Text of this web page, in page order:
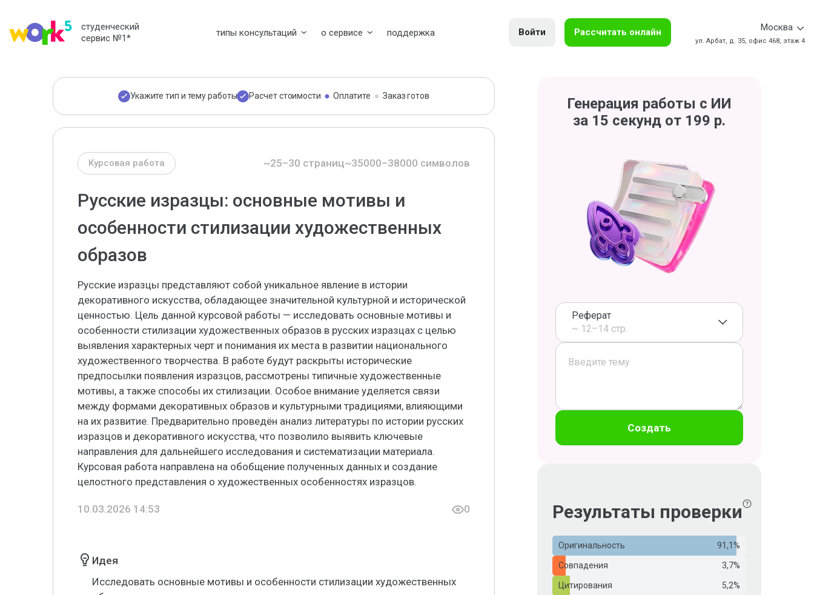
студенческий
сервис №1* типы консультаций о сервисе поддержка Войти Рассчитать онлайн Москва
ул. Арбат, д. 35, офис 468, этаж 4
Укажите тип и тему работы Расчет стоимости Оплатите Заказ готов
Курсовая работа ~25–30 страниц~35000–38000 символов
Русские изразцы: основные мотивы и
особенности стилизации художественных
образов
Русские изразцы представляют собой уникальное явление в истории
декоративного искусства, обладающее значительной культурной и исторической
ценностью. Цель данной курсовой работы — исследовать основные мотивы и
особенности стилизации художественных образов в русских изразцах с целью
выявления характерных черт и понимания их места в развитии национального
художественного творчества. В работе будут раскрыты исторические
предпосылки появления изразцов, рассмотрены типичные художественные
мотивы, а также способы их стилизации. Особое внимание уделяется связи
между формами декоративных образов и культурными традициями, влияющими
на их развитие. Предварительно проведён анализ литературы по истории русских
изразцов и декоративного искусства, что позволило выявить ключевые
направления для дальнейшего исследования и систематизации материала.
Курсовая работа направлена на обобщение полученных данных и создание
целостного представления о художественных особенностях изразцов.
10.03.2026 14:53 0
Идея
Исследовать основные мотивы и особенности стилизации художественных
Генерация работы с ИИ
за 15 секунд от 199 р.
Реферат
~ 12–14 стр.
Создать
Результаты проверки
Оригинальность 91,1%
Совпадения 3,7%
Цитирования 5,2%